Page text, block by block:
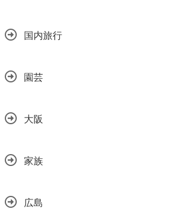
国内旅行
園芸
大阪
家族
広島